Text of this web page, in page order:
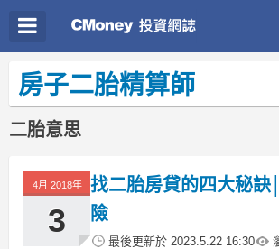
房子二胎精算師
二胎意思
4月 2018年
3
找二胎房貸的四大秘訣
險
最後更新於 2023.5.22 16:30